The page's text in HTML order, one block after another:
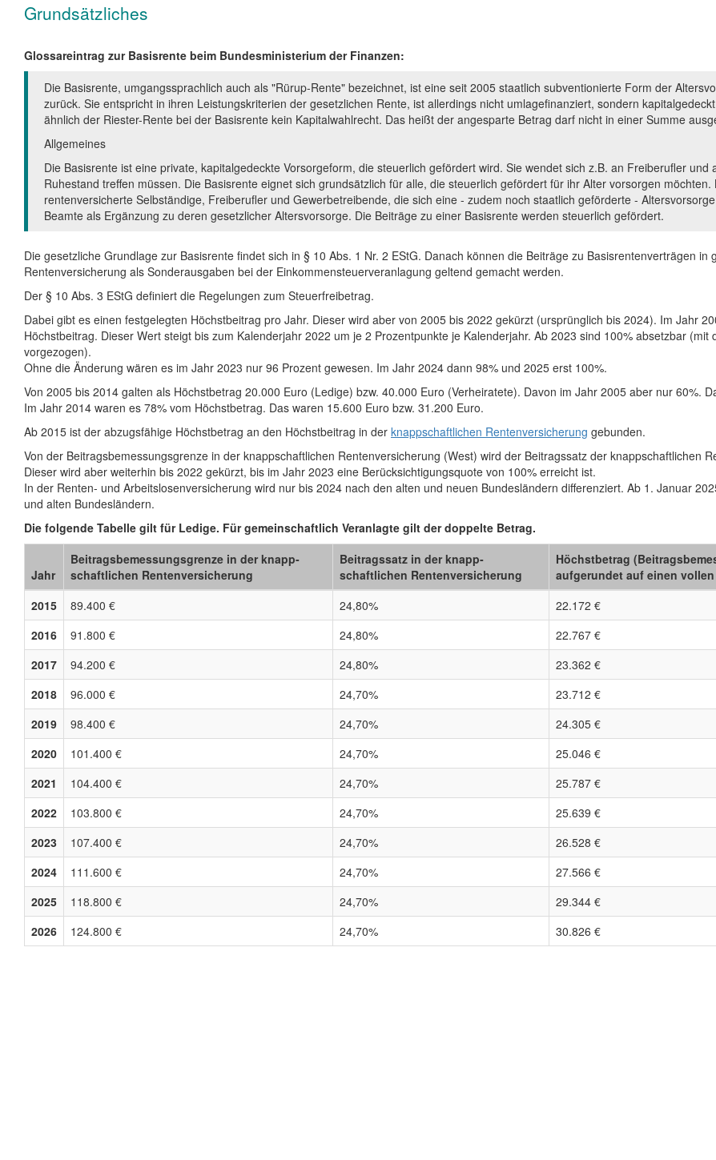
Grundsätzliches
Glossareintrag zur Basisrente beim Bundesministerium der Finanzen:
Die Basisrente, umgangssprachlich auch als "Rürup-Rente" bezeichnet, ist eine seit 2005 staatlich subventionierte Form der
zurück. Sie entspricht in ihren Leistungskriterien der gesetzlichen Rente, ist allerdings nicht umlagefinanziert, sondern
ähnlich der Riester-Rente bei der Basisrente kein Kapitalwahlrecht. Das heißt der angesparte Betrag darf nicht in einer Summe
Allgemeines
Die Basisrente ist eine private, kapitalgedeckte Vorsorgeform, die steuerlich gefördert wird. Sie wendet sich z.B. an Freiberufler
Ruhestand treffen müssen. Die Basisrente eignet sich grundsätzlich für alle, die steuerlich gefördert für ihr Alter vorsorgen
rentenversicherte Selbständige, Freiberufler und Gewerbetreibende, die sich eine - zudem noch staatlich geförderte -
Beamte als Ergänzung zu deren gesetzlicher Altersvorsorge. Die Beiträge zu einer Basisrente werden steuerlich gefördert.
Die gesetzliche Grundlage zur Basisrente findet sich in § 10 Abs. 1 Nr. 2 EStG. Danach können die Beiträge zu Basisrentenverträgen
Rentenversicherung als Sonderausgaben bei der Einkommensteuerveranlagung geltend gemacht werden.
Der § 10 Abs. 3 EStG definiert die Regelungen zum Steuerfreibetrag.
Dabei gibt es einen festgelegten Höchstbeitrag pro Jahr. Dieser wird aber von 2005 bis 2022 gekürzt (ursprünglich bis 2024). Im Jahr
Höchstbeitrag. Dieser Wert steigt bis zum Kalenderjahr 2022 um je 2 Prozentpunkte je Kalenderjahr. Ab 2023 sind 100% absetzbar
vorgezogen).
Ohne die Änderung wären es im Jahr 2023 nur 96 Prozent gewesen. Im Jahr 2024 dann 98% und 2025 erst 100%.
Von 2005 bis 2014 galten als Höchstbetrag 20.000 Euro (Ledige) bzw. 40.000 Euro (Verheiratete). Davon im Jahr 2005 aber nur 60%.
Im Jahr 2014 waren es 78% vom Höchstbetrag. Das waren 15.600 Euro bzw. 31.200 Euro.
Ab 2015 ist der abzugsfähige Höchstbetrag an den Höchstbeitrag in der knappschaftlichen Rentenversicherung gebunden.
Von der Beitragsbemessungsgrenze in der knappschaftlichen Rentenversicherung (West) wird der Beitragssatz der knappschaftlichen
Dieser wird aber weiterhin bis 2022 gekürzt, bis im Jahr 2023 eine Berücksichtigungsquote von 100% erreicht ist.
In der Renten- und Arbeitslosenversicherung wird nur bis 2024 nach den alten und neuen Bundesländern differenziert. Ab 1. Januar
und alten Bundesländern.
Die folgende Tabelle gilt für Ledige. Für gemeinschaftlich Veranlagte gilt der doppelte Betrag.
Jahr
Beitrags­bemessungs­grenze in der knapp­
schaftlichen Renten­versicherung
Beitrags­satz in der knapp­
schaftlichen Renten­versicherung
Höchstbetrag
aufgerundet auf einen
2015
89.400 € 24,80% 22.172 €
2016
91.800 € 24,80% 22.767 €
2017
94.200 € 24,80% 23.362 €
2018
96.000 € 24,70% 23.712 €
2019
98.400 € 24,70% 24.305 €
2020
101.400 € 24,70% 25.046 €
2021
104.400 € 24,70% 25.787 €
2022
103.800 € 24,70% 25.639 €
2023
107.400 € 24,70% 26.528 €
2024
111.600 € 24,70% 27.566 €
2025
118.800 € 24,70% 29.344 €
2026
124.800 € 24,70% 30.826 €